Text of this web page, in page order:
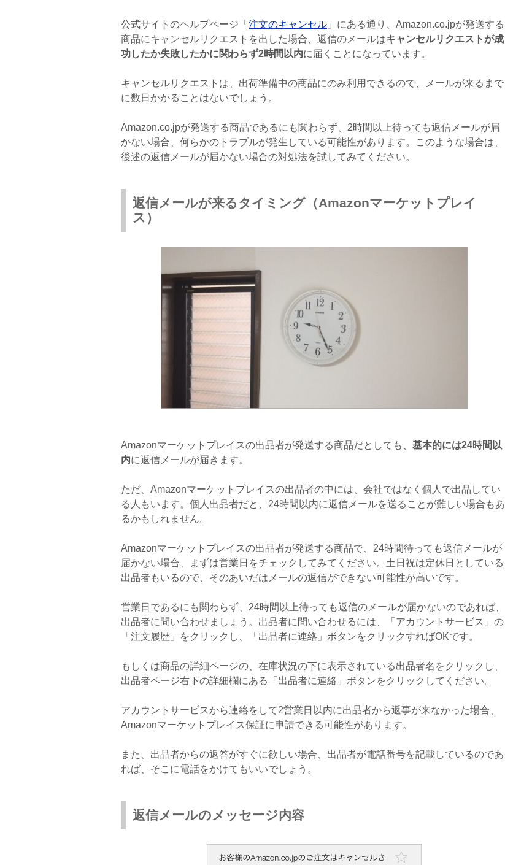
公式サイトのヘルプページ「 注文のキャンセル 」にある通り、Amazon.co.jpが発送する
商品にキャンセルリクエストを出した場合、返信のメールはキャンセルリクエストが成
功したか失敗したかに関わらず2時間以内に届くことになっています。
キャンセルリクエストは、出荷準備中の商品にのみ利用できるので、メールが来るまで
に数日かかることはないでしょう。
Amazon.co.jpが発送する商品であるにも関わらず、2時間以上待っても返信メールが届
かない場合、何らかのトラブルが発生している可能性があります。このような場合は、
後述の返信メールが届かない場合の対処法を試してみてください。
返信メールが来るタイミング（Amazonマーケットプレイ
ス）
Amazonマーケットプレイスの出品者が発送する商品だとしても、 基本的には24時間以
内に返信メールが届きます。
ただ、Amazonマーケットプレイスの出品者の中には、会社ではなく個人で出品してい
る人もいます。個人出品者だと、24時間以内に返信メールを送ることが難しい場合もあ
るかもしれません。
Amazonマーケットプレイスの出品者が発送する商品で、24時間待っても返信メールが
届かない場合、まずは営業日をチェックしてみてください。土日祝は定休日としている
出品者もいるので、そのあいだはメールの返信ができない可能性が高いです。
営業日であるにも関わらず、24時間以上待っても返信のメールが届かないのであれば、
出品者に問い合わせましょう。出品者に問い合わせるには、「アカウントサービス」の
「注文履歴」をクリックし、「出品者に連絡」ボタンをクリックすればOKです。
もしくは商品の詳細ページの、在庫状況の下に表示されている出品者名をクリックし、
出品者ページ右下の詳細欄にある「出品者に連絡」ボタンをクリックしてください。
アカウントサービスから連絡をして2営業日以内に出品者から返事が来なかった場合、
Amazonマーケットプレイス保証に申請できる可能性があります。
また、出品者からの返答がすぐに欲しい場合、出品者が電話番号を記載しているのであ
れば、そこに電話をかけてもいいでしょう。
返信メールのメッセージ内容